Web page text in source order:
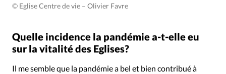
© Eglise Centre de vie – Olivier Favre
Quelle incidence la pandémie a-t-elle eu
sur la vitalité des Eglises?
Il me semble que la pandémie a bel et bien contribué à